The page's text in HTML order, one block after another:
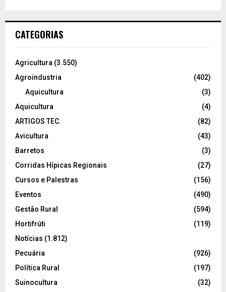
CATEGORIAS
Agricultura (3.550)
Agroindustria
(402)
Aquicultura
(3)
Aquicultura
(4)
ARTIGOS TEC.
(82)
Avicultura
(43)
Barretos
(3)
Corridas Hípicas Regionais
(27)
Cursos e Palestras
(156)
Eventos
(490)
Gestão Rural
(594)
Hortifrúti
(119)
Notícias (1.812)
Pecuária
(926)
Política Rural
(197)
Suinocultura
(32)